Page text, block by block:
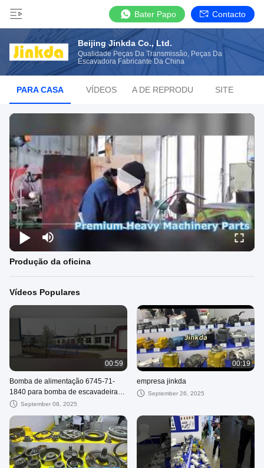
Bater Papo Contacto
Beijing Jinkda Co., Ltd.
Qualidade Peças Da Transmissão, Peças Da
Escavadora Fabricante Da China
PARA CASA VÍDEOSLISTA DE REPRODUÇÃO SITE
Produção da oficina
Vídeos Populares
00:59
Bomba de alimentação 6745-71-
1840 para bomba de escavadeira
PC300-8
September 08, 2025
00:19
empresa jinkda
September 26, 2025